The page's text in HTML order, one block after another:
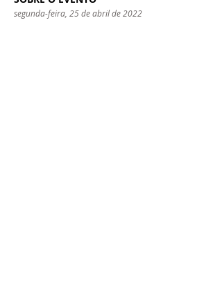
segunda-feira, 25 de abril de 2022